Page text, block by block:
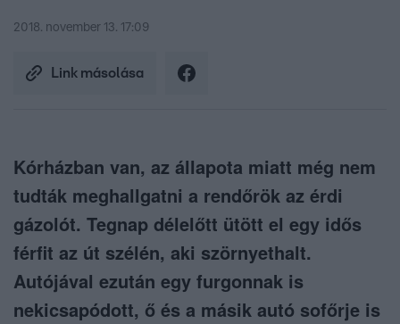
2018. november 13. 17:09
Link másolása
Kórházban van, az állapota miatt még nem
tudták meghallgatni a rendőrök az érdi
gázolót. Tegnap délelőtt ütött el egy idős
férfit az út szélén, aki szörnyethalt.
Autójával ezután egy furgonnak is
nekicsapódott, ő és a másik autó sofőrje is